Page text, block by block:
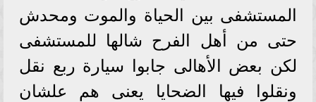
المستشفى بين الحياة والموت ومحدش
حتى من أهل الفرح شالها للمستشفى
لكن بعض الأهالى جابوا سيارة ربع نقل
ونقلوا فيها الضحايا يعنى هم علشان